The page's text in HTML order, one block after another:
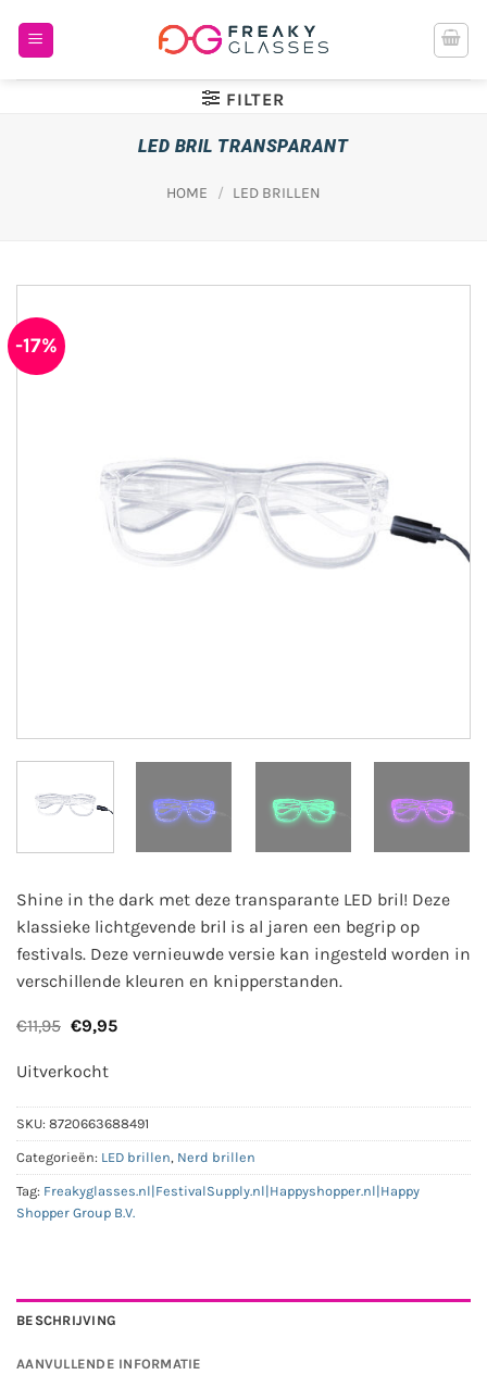
naar
FILTER
LED BRIL TRANSPARANT
HOME / LED BRILLEN
-17%
Shine in the dark met deze transparante LED bril! Deze
klassieke lichtgevende bril is al jaren een begrip op
festivals. Deze vernieuwde versie kan ingesteld worden in
verschillende kleuren en knipperstanden.
€11,95 Oorspronkelijke
€11,95.
€9,95Huidige
Uitverkocht
SKU: 8720663688491
Categorieën: LED brillen, Nerd brillen
Tag: Freakyglasses.nl|FestivalSupply.nl|Happyshopper.nl|Happy
Shopper Group B.V.
BESCHRIJVING
AANVULLENDE INFORMATIE